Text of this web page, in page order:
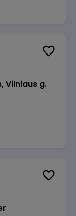
Vilniaus g.